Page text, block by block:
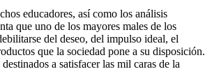
educadores, así como los análisis
que uno de los mayores males de los
del deseo, del impulso ideal, el
que la sociedad pone a su disposición.
a satisfacer las mil caras de la